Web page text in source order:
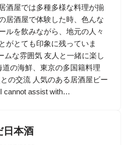
酒屋では多種多様な料理が揃
居酒屋で体験した時、色んな
ルを飲みながら、地元の人々
がとても印象に残っていま
ムな雰囲気 友人と一緒に楽し
の海鮮、東京の多国籍料理
の交流 人気のある居酒屋ビー
I cannot assist with…
日本酒